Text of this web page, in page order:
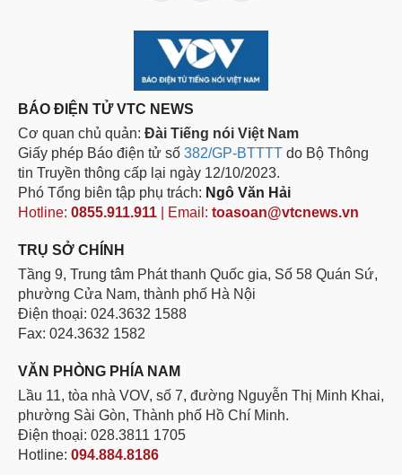
BÁO ĐIỆN TỬ VTC NEWS
Cơ quan chủ quản: Đài Tiếng nói Việt Nam
Giấy phép Báo điện tử số 382/GP-BTTTT do Bộ Thông
tin Truyền thông cấp lại ngày 12/10/2023.
Phó Tổng biên tập phụ trách: Ngô Văn Hải
Hotline: 0855.911.911 | Email: toasoan@vtcnews.vn
TRỤ SỞ CHÍNH
Tầng 9, Trung tâm Phát thanh Quốc gia, Số 58 Quán Sứ,
phường Cửa Nam, thành phố Hà Nội
Điện thoại: 024.3632 1588
Fax: 024.3632 1582
VĂN PHÒNG PHÍA NAM
Lầu 11, tòa nhà VOV, số 7, đường Nguyễn Thị Minh Khai,
phường Sài Gòn, Thành phố Hồ Chí Minh.
Điện thoại: 028.3811 1705
Hotline: 094.884.8186